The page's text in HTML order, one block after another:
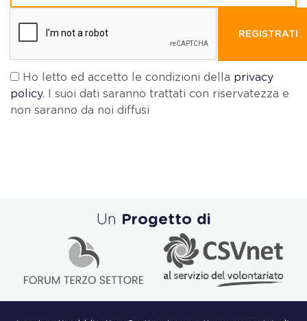
REGISTRATI
Ho letto ed accetto le condizioni della privacy
policy. I suoi dati saranno trattati con riservatezza e
non saranno da noi diffusi
Un Progetto di